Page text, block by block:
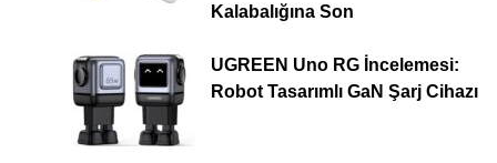
Kalabalığına Son
UGREEN Uno RG İncelemesi:
Robot Tasarımlı GaN Şarj Cihazı